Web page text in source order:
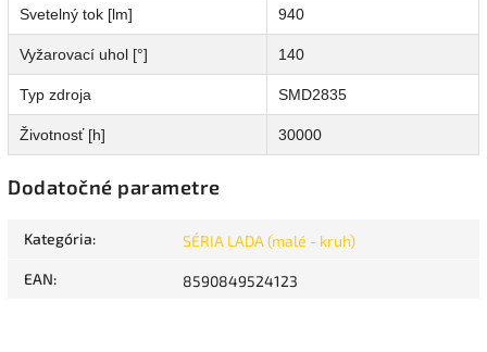
Svetelný tok [lm] 940
Vyžarovací uhol [°] 140
Typ zdroja SMD2835
Životnosť [h] 30000
Dodatočné parametre
Kategória: SÉRIA LADA (malé - kruh)
EAN: 8590849524123